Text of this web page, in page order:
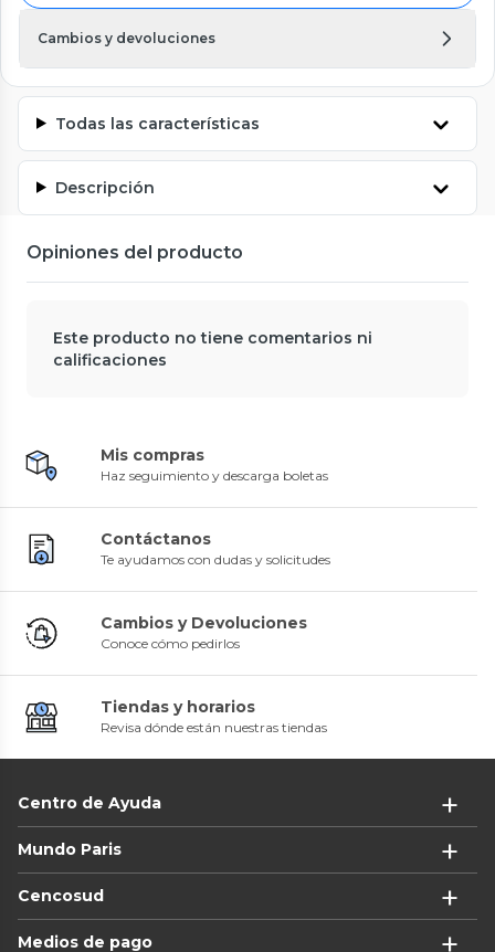
Cambios y devoluciones
Todas las características
Descripción
Opiniones del producto
Este producto no tiene comentarios ni
calificaciones
Mis compras
Haz seguimiento y descarga boletas
Contáctanos
Te ayudamos con dudas y solicitudes
Cambios y Devoluciones
Conoce cómo pedirlos
Tiendas y horarios
Revisa dónde están nuestras tiendas
Centro de Ayuda
Mundo Paris
Cencosud
Medios de pago